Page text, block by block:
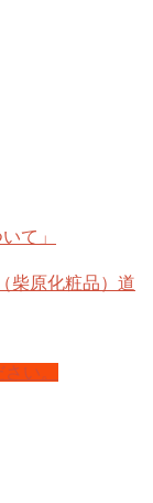
て」
柴原化粧品）道
い。